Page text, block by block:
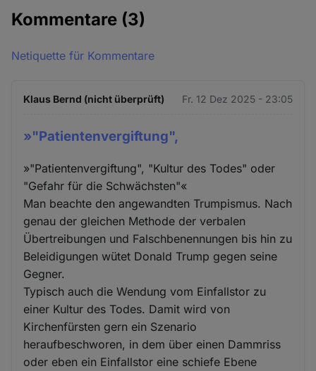
Kommentare (3)
Netiquette für Kommentare
Klaus Bernd (nicht überprüft) Fr. 12 Dez 2025 - 23:05
»"Patientenvergiftung",
»"Patientenvergiftung", "Kultur des Todes" oder
"Gefahr für die Schwächsten"«
Man beachte den angewandten Trumpismus. Nach
genau der gleichen Methode der verbalen
Übertreibungen und Falschbenennungen bis hin zu
Beleidigungen wütet Donald Trump gegen seine
Gegner.
Typisch auch die Wendung vom Einfallstor zu
einer Kultur des Todes. Damit wird von
Kirchenfürsten gern ein Szenario
heraufbeschworen, in dem über einen Dammriss
oder eben ein Einfallstor eine schiefe Ebene